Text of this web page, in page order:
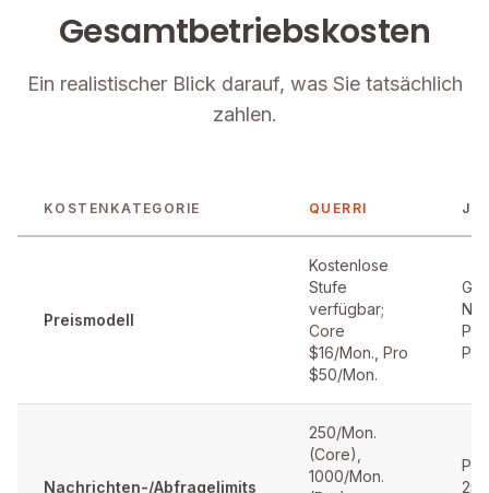
Gesamtbetriebskosten
Ein realistischer Blick darauf, was Sie tatsächlich
zahlen.
KOSTENKATEGORIE QUERRI
Preismodell
Kostenlose
Stufe
verfügbar;
Core
$16/Mon., Pro
$50/Mon.
Nachrichten-/Abfragelimits
250/Mon.
(Core),
1000/Mon.
250